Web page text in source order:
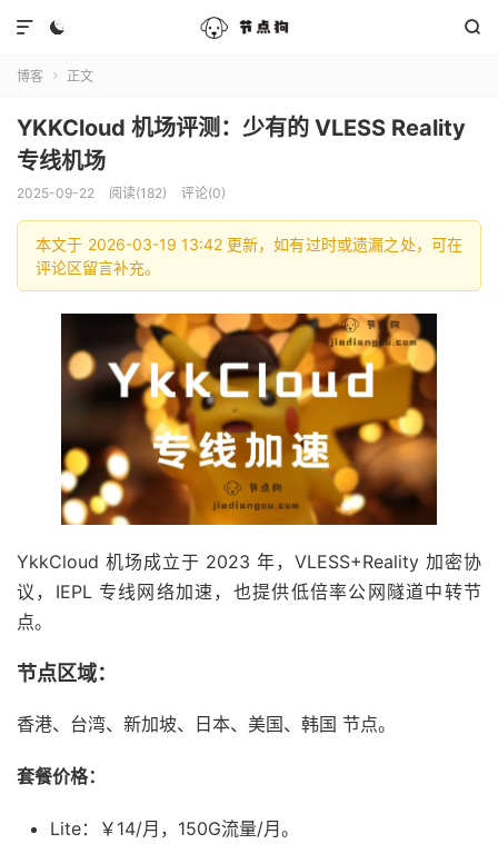
 

博客  正文
YKKCloud 机场评测：少有的 VLESS Reality
专线机场
2025-09-22 阅读(182) 评论(0)
本文于 2026-03-19 13:42 更新，如有过时或遗漏之处，可在
评论区留言补充。
YkkCloud 机场成立于 2023 年，VLESS+Reality 加密协
议，IEPL 专线网络加速，也提供低倍率公网隧道中转节
点。
节点区域：
香港、台湾、新加坡、日本、美国、韩国 节点。
套餐价格：
Lite：￥14/月，150G流量/月。